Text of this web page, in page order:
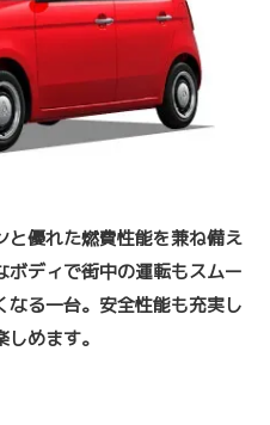
優れた燃費性能を兼ね備え
ディで街中の運転もスムー
る一台。安全性能も充実し
めます。